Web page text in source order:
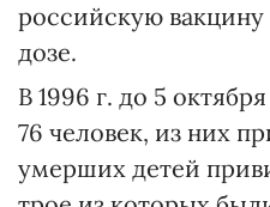
российскую
дозе.
В 1996 г. до 5
76 человек, из них
умерших детей